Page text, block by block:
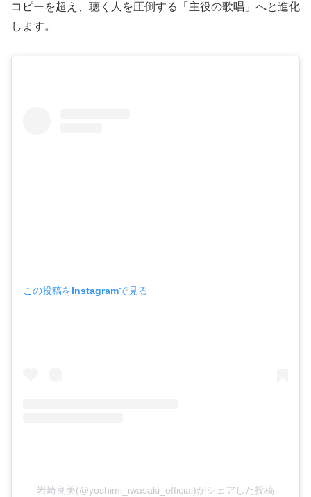
コピーを超え、聴く人を圧倒する「主役の歌唱」へと進化
します。
この投稿をInstagramで見る
岩崎良美(@yoshimi_iwasaki_official)がシェアした投稿